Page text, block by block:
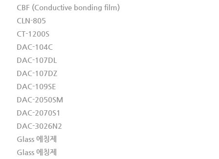
CBF (Conductive bonding film)
CLN-805
CT-1200S
DAC-104C
DAC-107DL
DAC-107DZ
DAC-109SE
DAC-2050SM
DAC-2070S1
DAC-3026N2
Glass 에칭제
Glass 에칭제